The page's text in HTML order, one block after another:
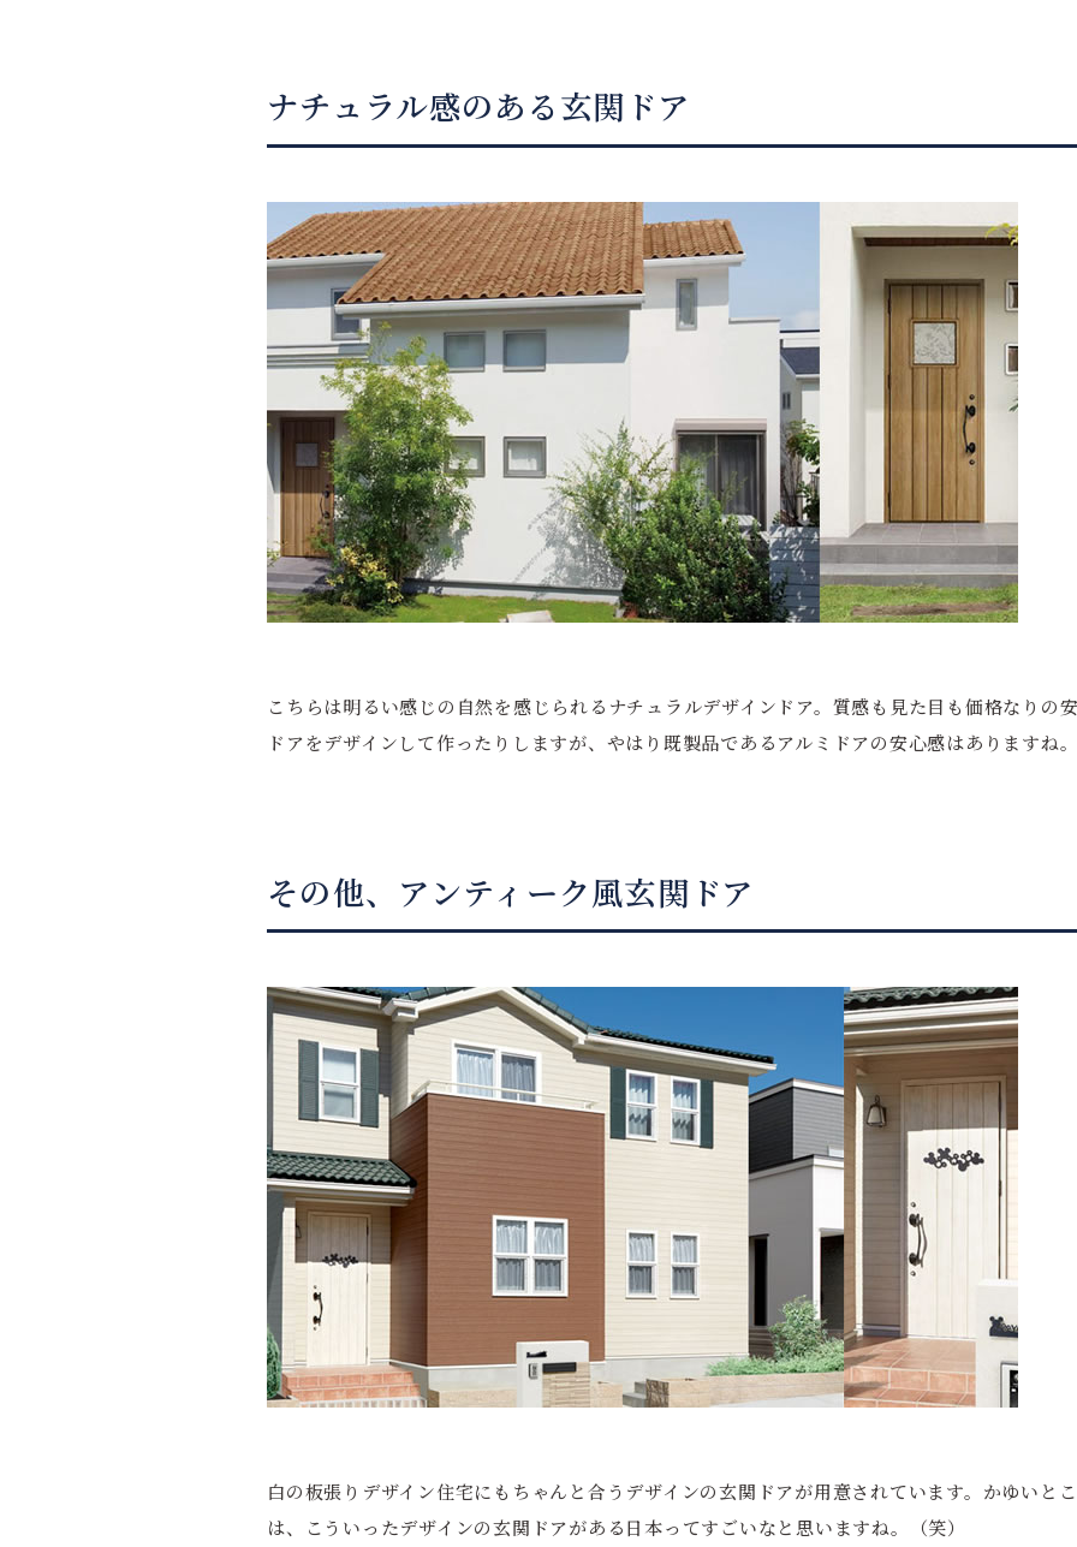
ナチュラル感のある玄関ドア
こちらは明るい感じの自然を感じられるナチュラルデザインドア。質感も見た目も価格なりの
ドアをデザインして作ったりしますが、やはり既製品であるアルミドアの安心感はありますね。
その他、アンティーク風玄関ドア
白の板張りデザイン住宅にもちゃんと合うデザインの玄関ドアが用意されています。かゆいと
は、こういったデザインの玄関ドアがある日本ってすごいなと思いますね。（笑）